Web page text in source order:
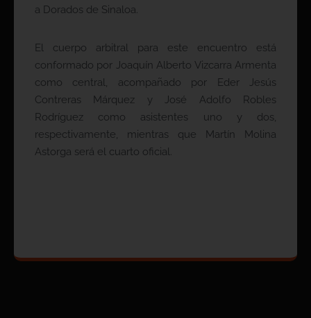
a Dorados de Sinaloa.
El cuerpo arbitral para este encuentro está
conformado por Joaquín Alberto Vizcarra Armenta
como central, acompañado por Eder Jesús
Contreras Márquez y José Adolfo Robles
Rodríguez como asistentes uno y dos,
respectivamente, mientras que Martín Molina
Astorga será el cuarto oficial.